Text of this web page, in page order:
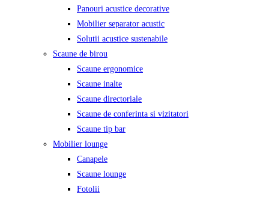
Panouri acustice decorative
Mobilier separator acustic
Solutii acustice sustenabile
Scaune de birou
Scaune ergonomice
Scaune inalte
Scaune directoriale
Scaune de conferinta si vizitatori
Scaune tip bar
Mobilier lounge
Canapele
Scaune lounge
Fotolii